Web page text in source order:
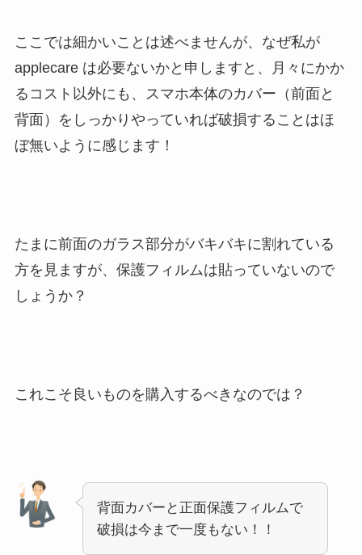
ここでは細かいことは述べませんが、なぜ私が
applecare は必要ないかと申しますと、月々にかか
るコスト以外にも、スマホ本体のカバー（前面と
背面）をしっかりやっていれば破損することはほ
ぼ無いように感じます！
たまに前面のガラス部分がバキバキに割れている
方を見ますが、保護フィルムは貼っていないので
しょうか？
これこそ良いものを購入するべきなのでは？
背面カバーと正面保護フィルムで
破損は今まで一度もない！！